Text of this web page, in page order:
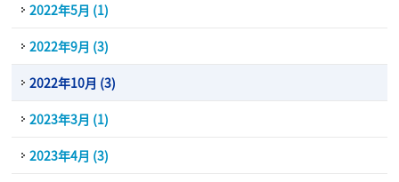
2022年5月 (1)
2022年9月 (3)
2022年10月 (3)
2023年3月 (1)
2023年4月 (3)